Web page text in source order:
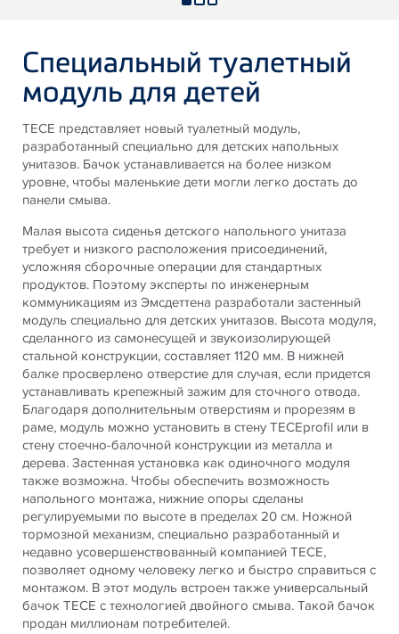
Специальный туалетный
модуль для детей
TECE представляет новый туалетный модуль,
разработанный специально для детских напольных
унитазов. Бачок устанавливается на более низком
уровне, чтобы маленькие дети могли легко достать до
панели смыва.
Малая высота сиденья детского напольного унитаза
требует и низкого расположения присоединений,
усложняя сборочные операции для стандартных
продуктов. Поэтому эксперты по инженерным
коммуникациям из Эмсдеттена разработали застенный
модуль специально для детских унитазов. Высота модуля,
сделанного из самонесущей и звукоизолирующей
стальной конструкции, составляет 1120 мм. В нижней
балке просверлено отверстие для случая, если придется
устанавливать крепежный зажим для сточного отвода.
Благодаря дополнительным отверстиям и прорезям в
раме, модуль можно установить в стену TECEprofil или в
стену стоечно-балочной конструкции из металла и
дерева. Застенная установка как одиночного модуля
также возможна. Чтобы обеспечить возможность
напольного монтажа, нижние опоры сделаны
регулируемыми по высоте в пределах 20 см. Ножной
тормозной механизм, специально разработанный и
недавно усовершенствованный компанией TECE,
позволяет одному человеку легко и быстро справиться с
монтажом. В этот модуль встроен также универсальный
бачок TECE с технологией двойного смыва. Такой бачок
продан миллионам потребителей.